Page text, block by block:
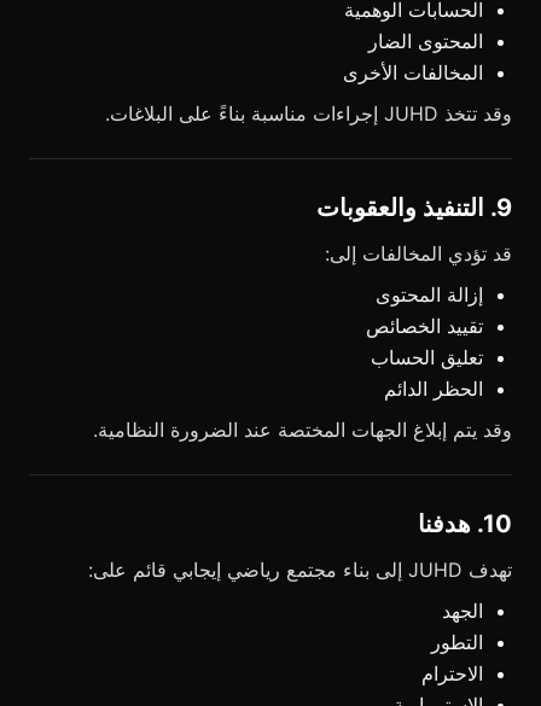
الحسابات الوهمية
المحتوى الضار
المخالفات الأخرى
وقد تتخذ JUHD إجراءات مناسبة بناءً على البلاغات.
9. التنفيذ والعقوبات
قد تؤدي المخالفات إلى:
إزالة المحتوى
تقييد الخصائص
تعليق الحساب
الحظر الدائم
وقد يتم إبلاغ الجهات المختصة عند الضرورة النظامية.
10. هدفنا
تهدف JUHD إلى بناء مجتمع رياضي إيجابي قائم على:
الجهد
التطور
الاحترام